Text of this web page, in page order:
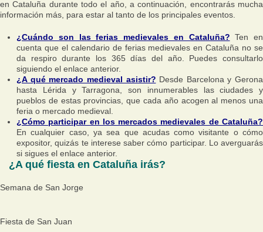
en Cataluña durante todo el año, a continuación, encontrarás mucha
información más, para estar al tanto de los principales eventos.
¿Cuándo son las ferias medievales en Cataluña? Ten en
cuenta que el calendario de ferias medievales en Cataluña no se
da respiro durante los 365 días del año. Puedes consultarlo
siguiendo el enlace anterior.
¿A qué mercado medieval asistir? Desde Barcelona y Gerona
hasta Lérida y Tarragona, son innumerables las ciudades y
pueblos de estas provincias, que cada año acogen al menos una
feria o mercado medieval.
¿Cómo participar en los mercados medievales de Cataluña?
En cualquier caso, ya sea que acudas como visitante o cómo
expositor, quizás te interese saber cómo participar. Lo averguarás
si sigues el enlace anterior.
¿A qué fiesta en Cataluña irás?
Semana de San Jorge
Fiesta de San Juan